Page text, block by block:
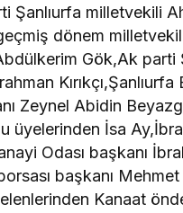
Şanlıurfa milletvekili
dönem
Gök,Ak parti
Zeynel Abidin
üyelerinden İsa
Odası başkanı
başkanı
Kanaat